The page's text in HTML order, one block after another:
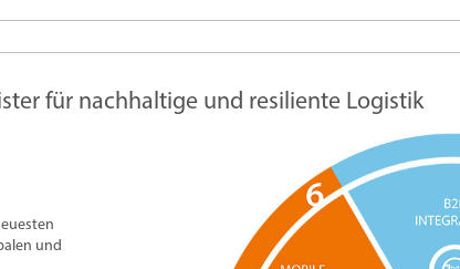
für nachhaltige und resiliente Logistik
und